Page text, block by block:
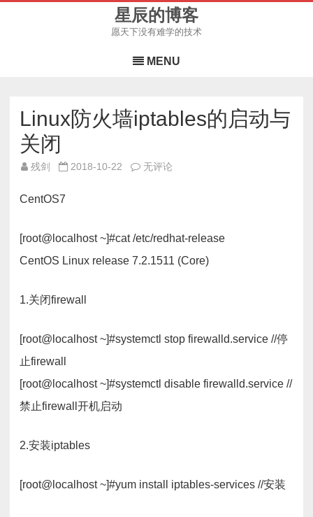
星辰的博客
愿天下没有难学的技术
to
content
MENU
Linux防火墙iptables的启动与
关闭
残剑 2018-10-22
Linux
动
与
关
闭
无评论
CentOS7
[root@localhost ~]#cat /etc/redhat-release
CentOS Linux release 7.2.1511 (Core)
1.关闭firewall
[root@localhost ~]#systemctl stop firewalld.service //停
止firewall
[root@localhost ~]#systemctl disable firewalld.service //
禁止firewall开机启动
2.安装iptables
[root@localhost ~]#yum install iptables-services //安装